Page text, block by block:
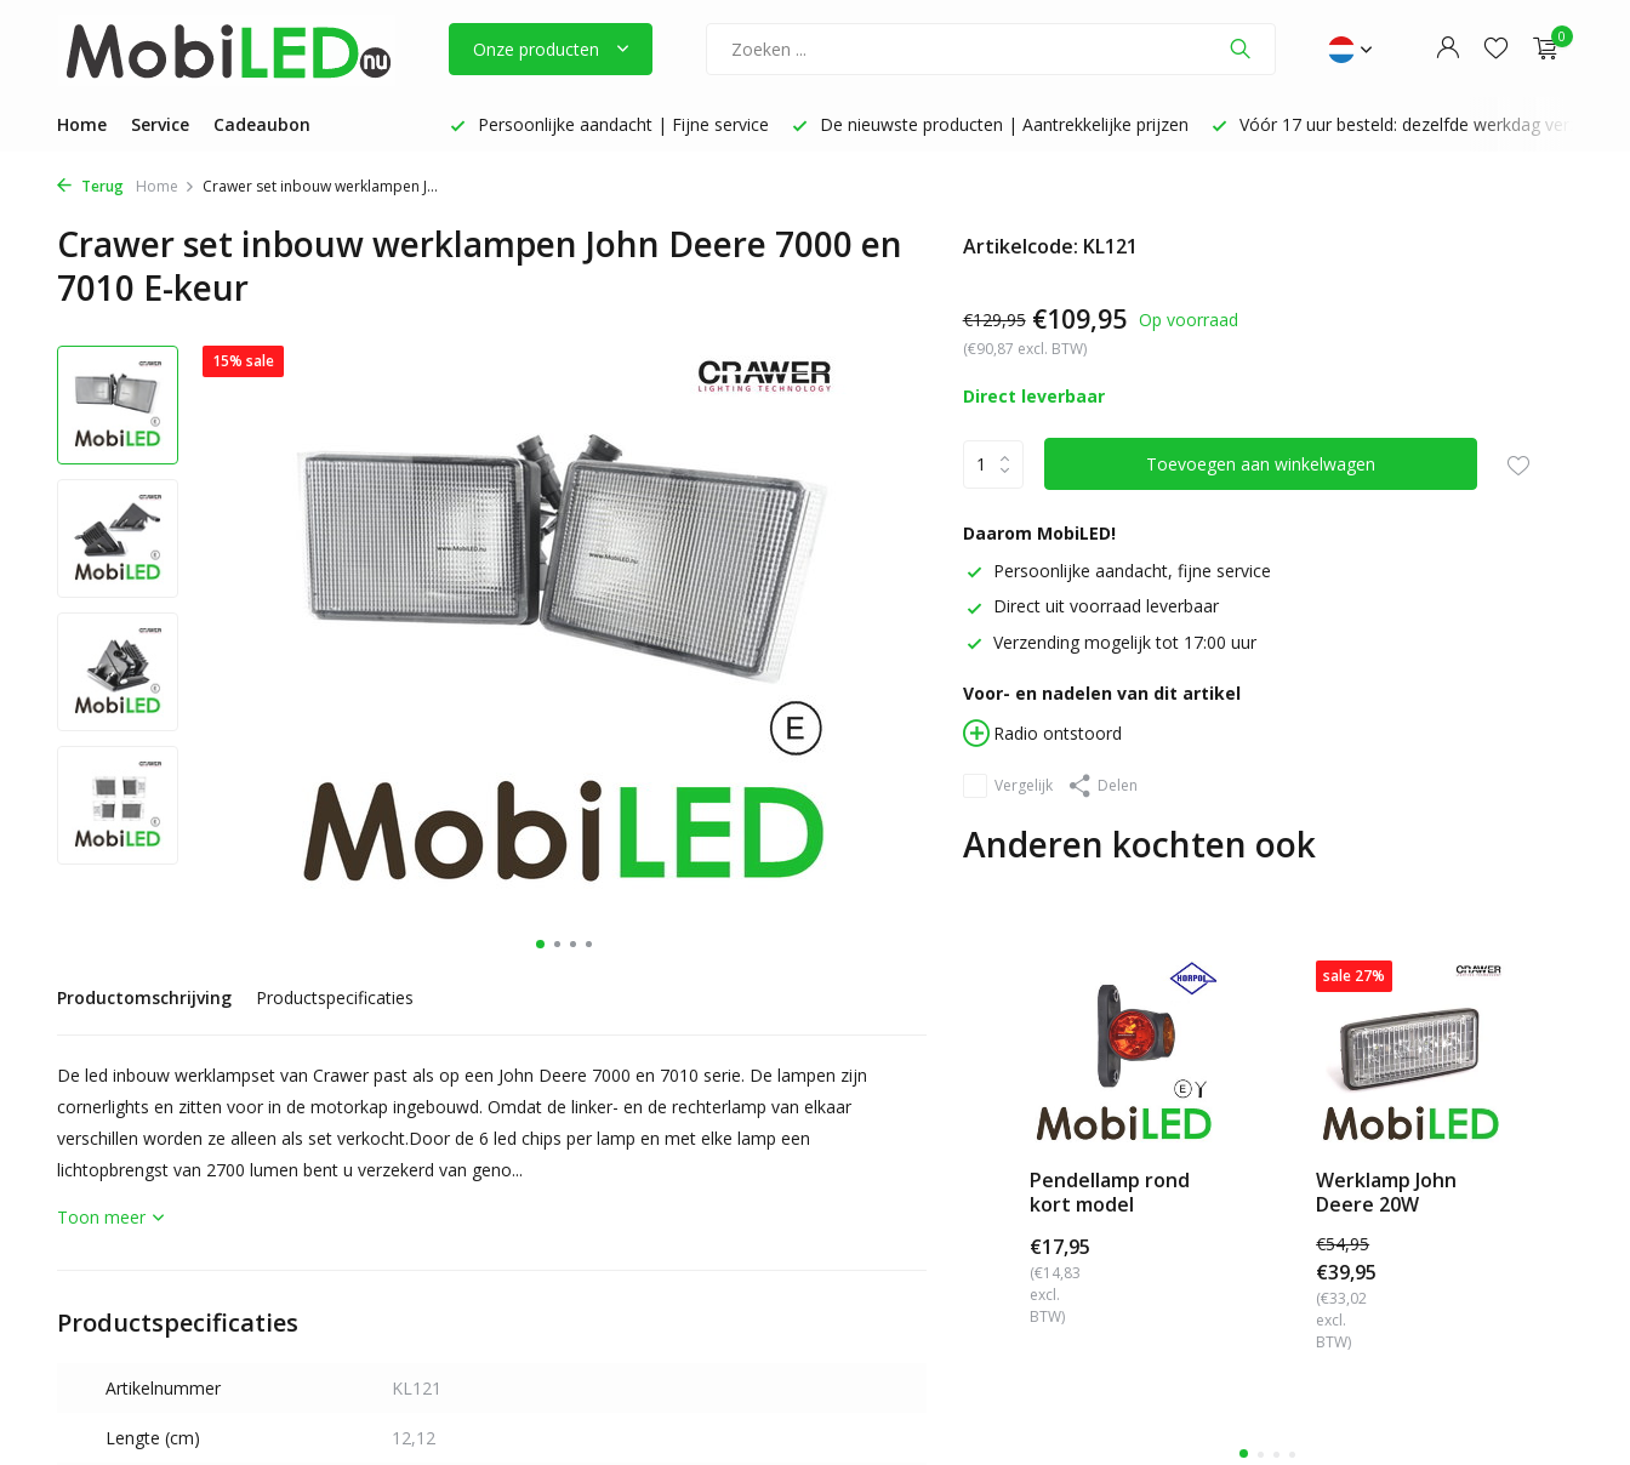
Onze producten
0
Home Service Cadeaubon
Vóór 17 uur besteld: dezelfde werkdag verzonden Persoonlijke aandacht | Fijne service De nieuwste producten | Aantrekkelijke prijzen Vóór 17 uur besteld: dezelfde werkdag verzonden
Terug Home Crawer set inbouw werklampen J...
Crawer set inbouw werklampen John Deere 7000 en
7010 E-keur
15% sale
Productomschrijving Productspecificaties
De led inbouw werklampset van Crawer past als op een John Deere 7000 en 7010 serie. De lampen zijn
cornerlights en zitten voor in de motorkap ingebouwd. Omdat de linker- en de rechterlamp van elkaar
verschillen worden ze alleen als set verkocht.Door de 6 led chips per lamp en met elke lamp een
lichtopbrengst van 2700 lumen bent u verzekerd van geno...
Toon meer
Productspecificaties
Artikelnummer KL121
Lengte (cm) 12,12
Artikelcode: KL121
€129,95 €109,95 Op voorraad
(€90,87 excl. BTW)
Direct leverbaar
Toevoegen aan winkelwagen
Daarom MobiLED!
Persoonlijke aandacht, fijne service
Direct uit voorraad leverbaar
Verzending mogelijk tot 17:00 uur
Voor- en nadelen van dit artikel
Radio ontstoord
Vergelijk Delen
Anderen kochten ook
Pendellamp rond
kort model
€17,95
(€14,83
excl.
BTW)
sale 27%
Werklamp John
Deere 20W
€54,95
€39,95
(€33,02
excl.
BTW)